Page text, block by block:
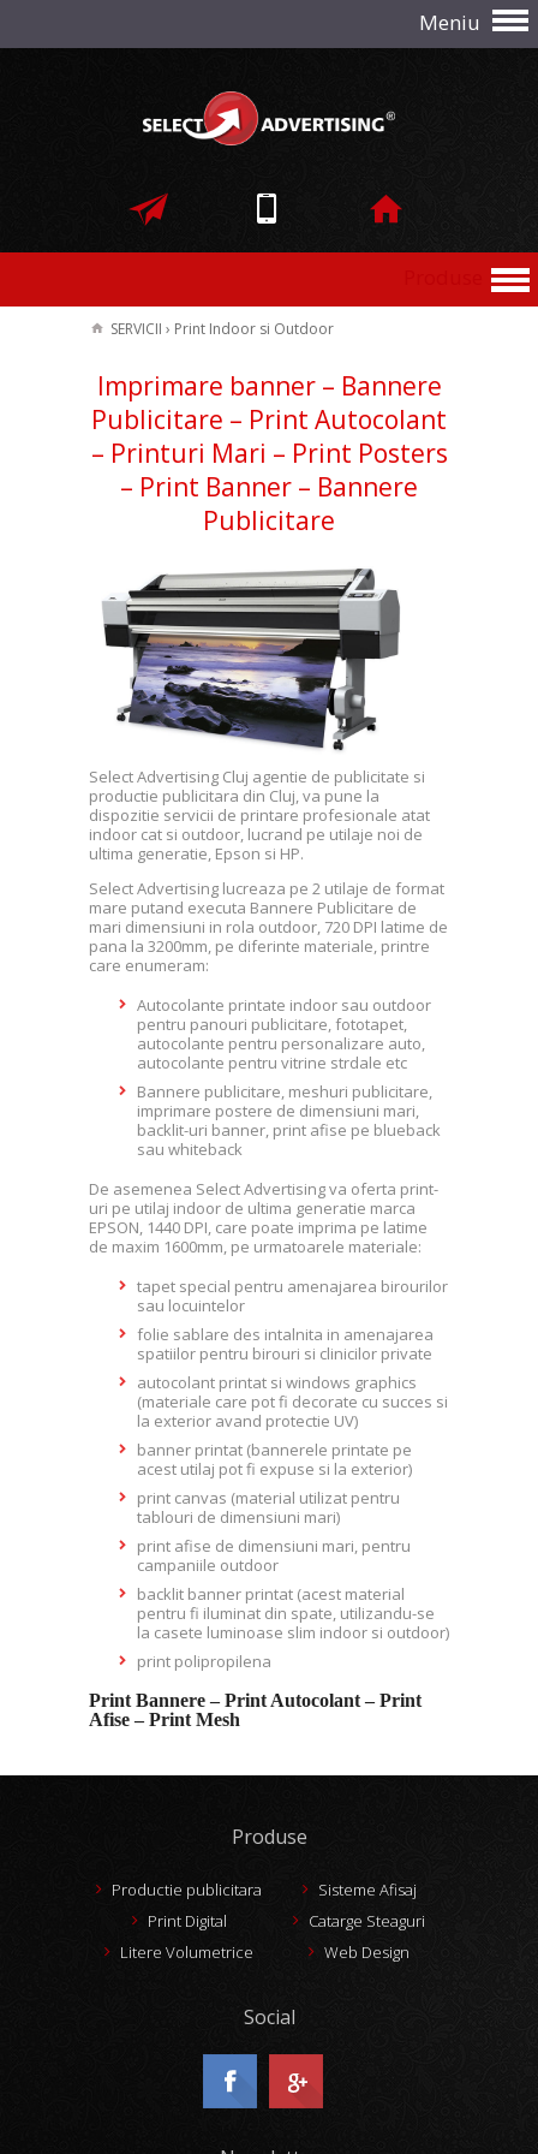
Meniu
SERVICII › Print Indoor si Outdoor
Imprimare banner – Bannere
Publicitare – Print Autocolant
– Printuri Mari – Print Posters
– Print Banner – Bannere
Publicitare
Select Advertising Cluj agentie de publicitate si
productie publicitara din Cluj, va pune la
dispozitie servicii de printare profesionale atat
indoor cat si outdoor, lucrand pe utilaje noi de
ultima generatie, Epson si HP.
Select Advertising lucreaza pe 2 utilaje de format
mare putand executa Bannere Publicitare de
mari dimensiuni in rola outdoor, 720 DPI latime de
pana la 3200mm, pe diferinte materiale, printre
care enumeram:
Autocolante printate indoor sau outdoor
pentru panouri publicitare, fototapet,
autocolante pentru personalizare auto,
autocolante pentru vitrine strdale etc
Bannere publicitare, meshuri publicitare,
imprimare postere de dimensiuni mari,
backlit-uri banner, print afise pe blueback
sau whiteback
De asemenea Select Advertising va oferta print-
uri pe utilaj indoor de ultima generatie marca
EPSON, 1440 DPI, care poate imprima pe latime
de maxim 1600mm, pe urmatoarele materiale:
tapet special pentru amenajarea birourilor
sau locuintelor
folie sablare des intalnita in amenajarea
spatiilor pentru birouri si clinicilor private
autocolant printat si windows graphics
(materiale care pot fi decorate cu succes si
la exterior avand protectie UV)
banner printat (bannerele printate pe
acest utilaj pot fi expuse si la exterior)
print canvas (material utilizat pentru
tablouri de dimensiuni mari)
print afise de dimensiuni mari, pentru
campaniile outdoor
backlit banner printat (acest material
pentru fi iluminat din spate, utilizandu-se
la casete luminoase slim indoor si outdoor)
print polipropilena
Print Bannere – Print Autocolant – Print
Afise – Print Mesh
Produse
Productie publicitara
Sisteme Afisaj
Print Digital
Catarge Steaguri
Litere Volumetrice
Web Design
Social